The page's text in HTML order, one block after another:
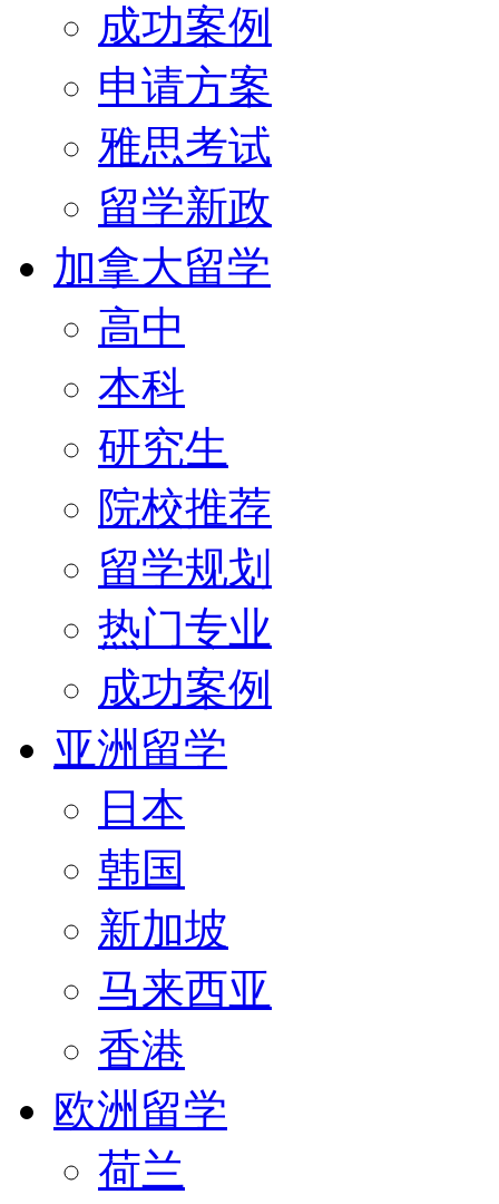
成功案例
申请方案
雅思考试
留学新政
加拿大留学
高中
本科
研究生
院校推荐
留学规划
热门专业
成功案例
亚洲留学
日本
韩国
新加坡
马来西亚
香港
欧洲留学
荷兰